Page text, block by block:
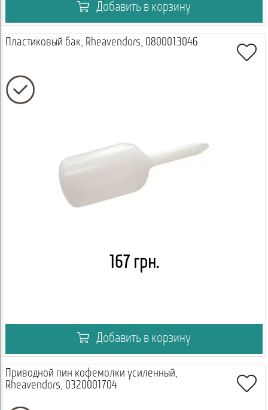
Добавить в корзину
Пластиковый бак, Rheavendors, 0800013046
167 грн.
Добавить в корзину
Приводной пин кофемолки усиленный,
Rheavendors, 0320001704